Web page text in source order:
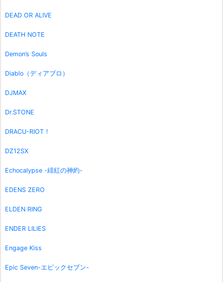
DEAD OR ALIVE
DEATH NOTE
Demon’s Souls
Diablo（ディアブロ）
DJMAX
Dr.STONE
DRACU-RIOT！
DZ12SX
Echocalypse -緋紅の神約-
EDENS ZERO
ELDEN RING
ENDER LILIES
Engage Kiss
Epic Seven-エピックセブン-